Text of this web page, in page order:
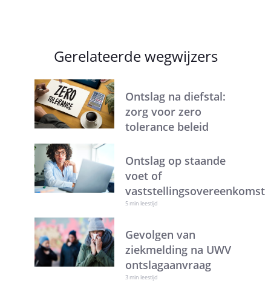
Gerelateerde wegwijzers
Ontslag na diefstal:
zorg voor zero
tolerance beleid
Ontslag op staande
voet of
vaststellingsovereenkomst
5 min leestijd
Gevolgen van
ziekmelding na UWV
ontslagaanvraag
3 min leestijd